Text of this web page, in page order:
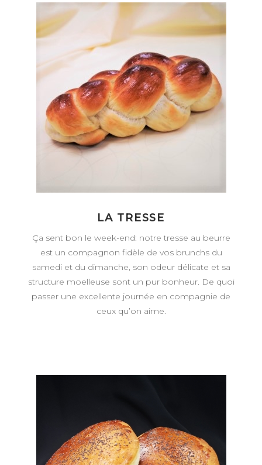
LA TRESSE
Ça sent bon le week-end: notre tresse au beurre
est un compagnon fidèle de vos brunchs du
samedi et du dimanche, son odeur délicate et sa
structure moelleuse sont un pur bonheur. De quoi
passer une excellente journée en compagnie de
ceux qu’on aime.